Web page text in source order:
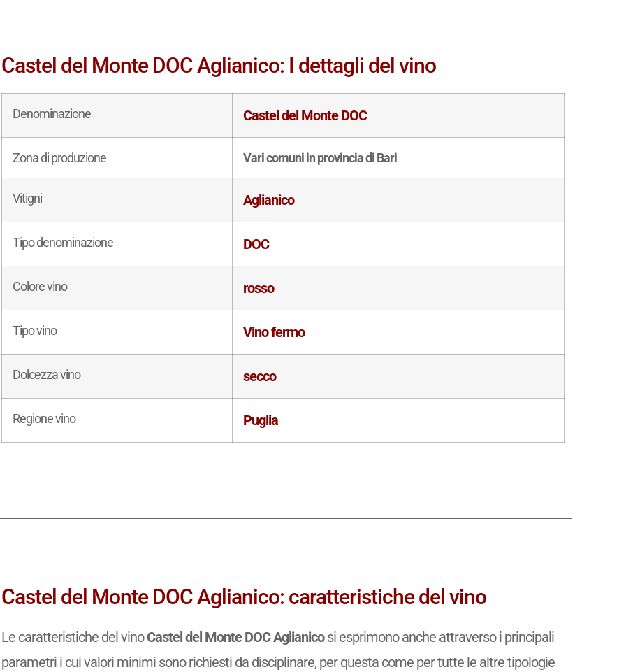
Castel del Monte DOC Aglianico: I dettagli del vino
Denominazione Castel del Monte DOC
Zona di produzione Vari comuni in provincia di Bari
Vitigni Aglianico
Tipo denominazione DOC
Colore vino rosso
Tipo vino Vino fermo
Dolcezza vino secco
Regione vino Puglia
Castel del Monte DOC Aglianico: caratteristiche del vino
Le caratteristiche del vinoCastel del Monte DOC Aglianicosi esprimono anche attraverso i principali
parametri i cui valori minimi sono richiesti da disciplinare, per questa come per tutte le altre tipologie